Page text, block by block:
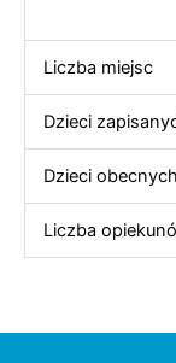
Liczba miejsc
Dzieci
Dzieci obecnych
Liczba